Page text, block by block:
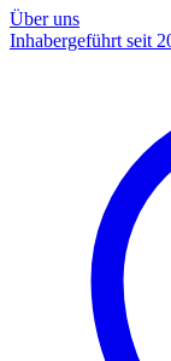
Über uns
Inhabergeführt seit